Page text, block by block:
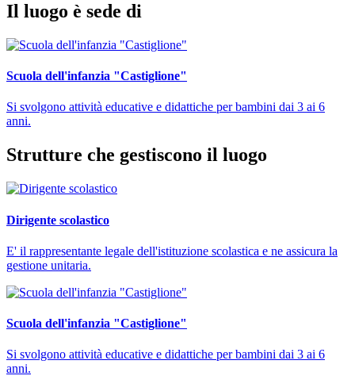
Il luogo è sede di
Scuola dell'infanzia "Castiglione"
Si svolgono attività educative e didattiche per bambini dai 3 ai 6
anni.
Strutture che gestiscono il luogo
Dirigente scolastico
E' il rappresentante legale dell'istituzione scolastica e ne assicura la
gestione unitaria.
Scuola dell'infanzia "Castiglione"
Si svolgono attività educative e didattiche per bambini dai 3 ai 6
anni.